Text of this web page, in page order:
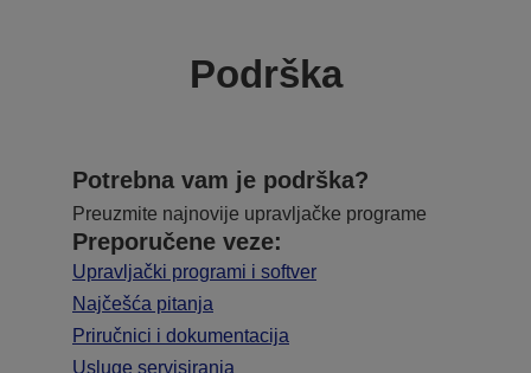
Podrška
Potrebna vam je podrška?
Preuzmite najnovije upravljačke programe
Preporučene veze:
Upravljački programi i softver
Najčešća pitanja
Priručnici i dokumentacija
Usluge servisiranja